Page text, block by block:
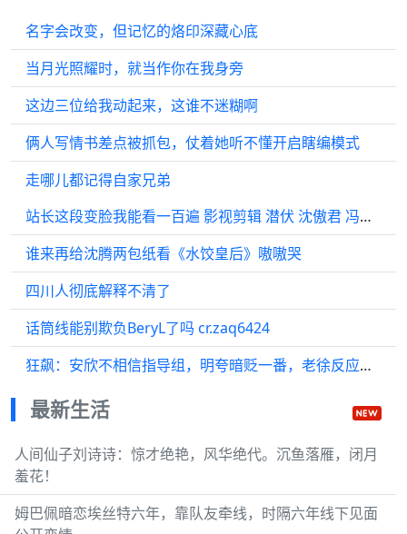
名字会改变，但记忆的烙印深藏心底
当月光照耀时，就当作你在我身旁
这边三位给我动起来，这谁不迷糊啊
俩人写情书差点被抓包，仗着她听不懂开启瞎编模式
走哪儿都记得自家兄弟
站长这段变脸我能看一百遍 影视剪辑 潜伏 沈傲君 冯恩鹤 吴刚
谁来再给沈腾两包纸看《水饺皇后》嗷嗷哭
四川人彻底解释不清了
话筒线能别欺负BeryL了吗 cr.zaq6424
狂飙：安欣不相信指导组，明夸暗贬一番，老徐反应亮了！
最新生活
人间仙子刘诗诗：惊才绝艳，风华绝代。沉鱼落雁，闭月
羞花！
姆巴佩暗恋埃丝特六年，靠队友牵线，时隔六年线下见面